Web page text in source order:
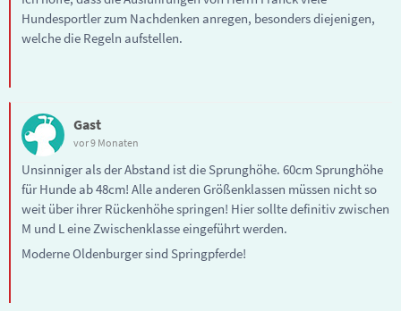
Hundesportler zum Nachdenken anregen, besonders diejenigen,
welche die Regeln aufstellen.
Gast
vor 9 Monaten
Unsinniger als der Abstand ist die Sprunghöhe. 60cm Sprunghöhe
für Hunde ab 48cm! Alle anderen Größenklassen müssen nicht so
weit über ihrer Rückenhöhe springen! Hier sollte definitiv zwischen
M und L eine Zwischenklasse eingeführt werden.
Moderne Oldenburger sind Springpferde!